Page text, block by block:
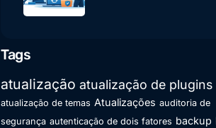
Tags
atualização atualização de plugins
atualização de temas Atualizações auditoria de
segurança autenticação de dois fatores backup